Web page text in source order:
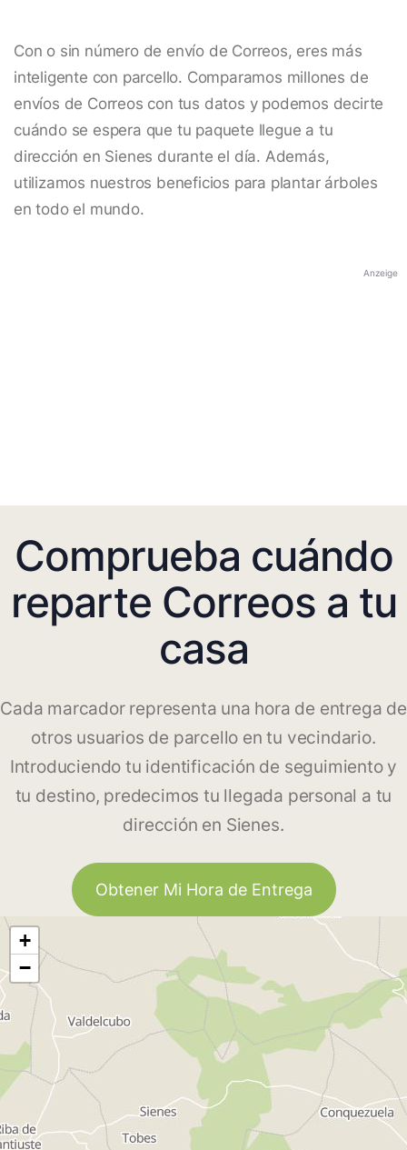
Con o sin número de envío de Correos, eres más
inteligente con parcello. Comparamos millones de
envíos de Correos con tus datos y podemos decirte
cuándo se espera que tu paquete llegue a tu
dirección en Sienes durante el día. Además,
utilizamos nuestros beneficios para plantar árboles
en todo el mundo.
Anzeige
Comprueba cuándo
reparte Correos a tu
casa
Cada marcador representa una hora de entrega de
otros usuarios de parcello en tu vecindario.
Introduciendo tu identificación de seguimiento y
tu destino, predecimos tu llegada personal a tu
dirección en Sienes.
Obtener Mi Hora de Entrega
+
−